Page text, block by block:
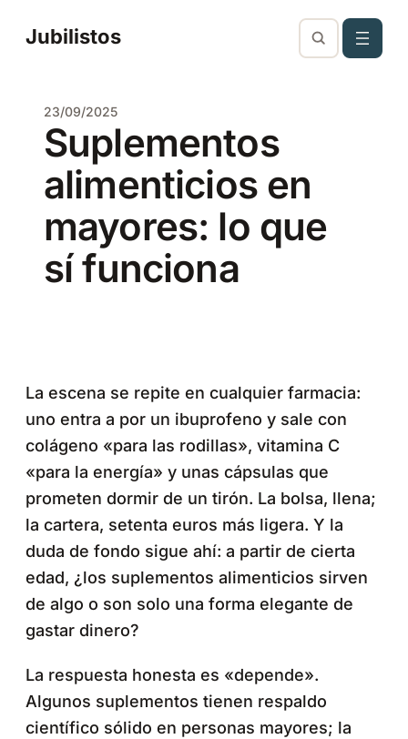
Jubilistos
23/09/2025
Suplementos
alimenticios en
mayores: lo que
sí funciona
La escena se repite en cualquier farmacia:
uno entra a por un ibuprofeno y sale con
colágeno «para las rodillas», vitamina C
«para la energía» y unas cápsulas que
prometen dormir de un tirón. La bolsa, llena;
la cartera, setenta euros más ligera. Y la
duda de fondo sigue ahí: a partir de cierta
edad, ¿los suplementos alimenticios sirven
de algo o son solo una forma elegante de
gastar dinero?
La respuesta honesta es «depende».
Algunos suplementos tienen respaldo
científico sólido en personas mayores; la